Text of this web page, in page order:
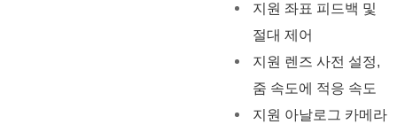
지원 좌표 피드백 및
절대 제어
지원 렌즈 사전 설정,
줌 속도에 적응 속도
지원 아날로그 카메라